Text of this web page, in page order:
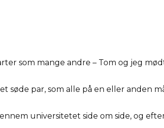
som mange andre – Tom og jeg
søde par, som alle på en eller anden
universitetet side om side, og